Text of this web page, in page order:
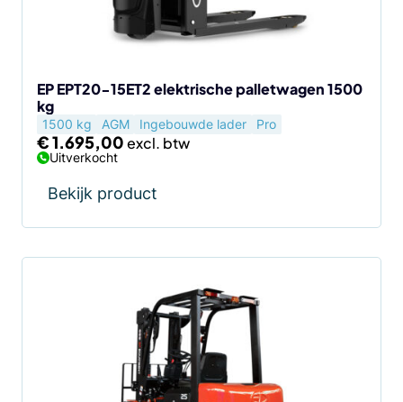
EP EPT20-15ET2 elektrische palletwagen 1500
kg
1500 kg AGM Ingebouwde lader Pro
€1.695,00
Uitverkocht
Bekijk product